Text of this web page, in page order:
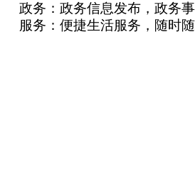
政务：政务信息发布，政务事
服务：便捷生活服务，随时随